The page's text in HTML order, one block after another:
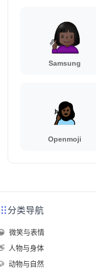
Samsung
Openmoji
分类导航
微笑与表情
人物与身体
动物与自然